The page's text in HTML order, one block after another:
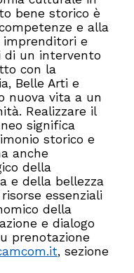
bene storico è
e alla
imprenditori e
di un intervento
con la
Belle Arti e
nuova vita a un
Realizzare il
significa
storico e
anche
della
e della bellezza
essenziali
della
e dialogo
prenotazione
, sezione